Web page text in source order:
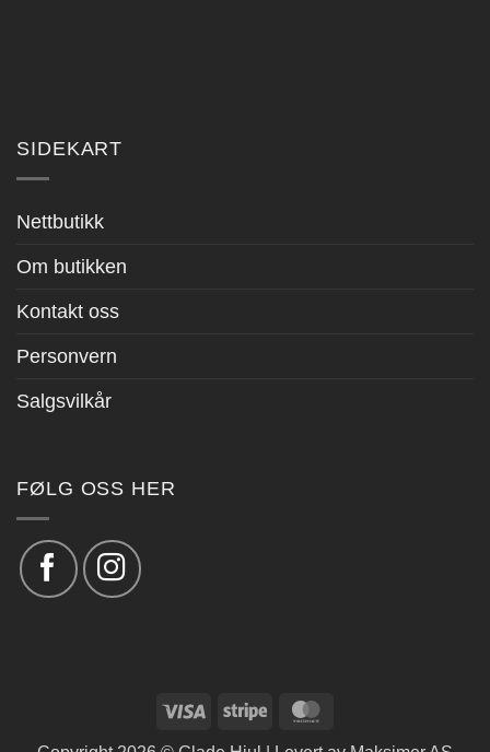
SIDEKART
Nettbutikk
Om butikken
Kontakt oss
Personvern
Salgsvilkår
FØLG OSS HER
Visa Stripe